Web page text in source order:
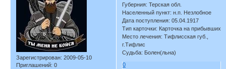
Зарегистрирован: 2009-05-10
Приглашений: 0
Губерния: Терская обл.
Населенный пункт: н.п. Незлобное
Дата поступления: 05.04.1917
Тип карточки: Карточка на прибывших
Место лечения: Тифлисская губ.,
г.Тифлис
Судьба: Болен(льна)
0